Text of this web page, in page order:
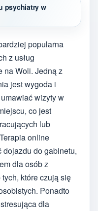
psychiatry w
popularna
z usług
na Woli. Jedną z
jest wygoda i
wizyty w
co jest
lub
online
do gabinetu,
dla osób z
które czują się
Ponadto
dla